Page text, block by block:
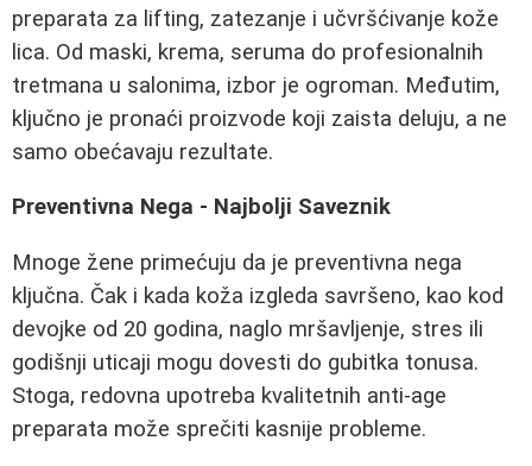
preparata za lifting, zatezanje i učvršćivanje kože
lica. Od maski, krema, seruma do profesionalnih
tretmana u salonima, izbor je ogroman. Međutim,
ključno je pronaći proizvode koji zaista deluju, a ne
samo obećavaju rezultate.
Preventivna Nega - Najbolji Saveznik
Mnoge žene primećuju da je preventivna nega
ključna. Čak i kada koža izgleda savršeno, kao kod
devojke od 20 godina, naglo mršavljenje, stres ili
godišnji uticaji mogu dovesti do gubitka tonusa.
Stoga, redovna upotreba kvalitetnih anti-age
preparata može sprečiti kasnije probleme.